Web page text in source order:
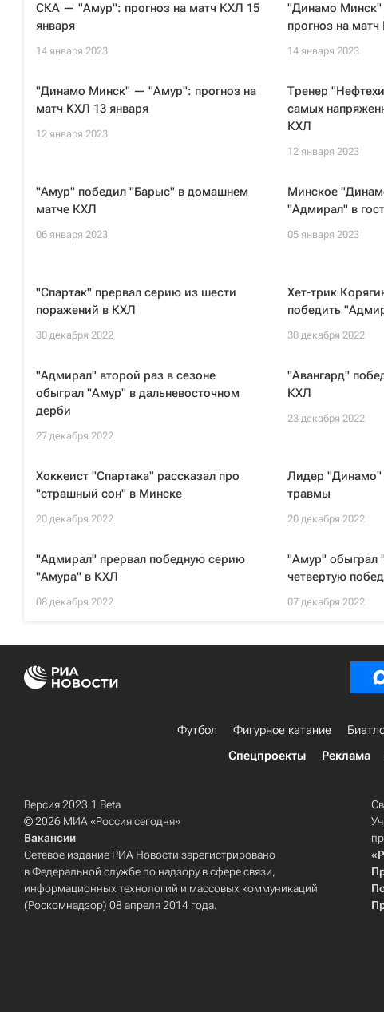
СКА — "Амур": прогноз на матч КХЛ 15
января
14 января 2023
"Динамо
прогноз на
14 января 2023
"Динамо Минск" — "Амур": прогноз на
матч КХЛ 13 января
12 января 2023
Тренер
самых
КХЛ
12 января 2023
"Амур" победил "Барыс" в домашнем
матче КХЛ
06 января 2023
Минское
"Адмирал" в
05 января 2023
"Спартак" прервал серию из шести
поражений в КХЛ
30 декабря 2022
Хет-трик
победить
30 декабря 2022
"Адмирал" второй раз в сезоне
обыграл "Амур" в дальневосточном
дерби
27 декабря 2022
"Авангард"
КХЛ
23 декабря 2022
Хоккеист "Спартака" рассказал про
"страшный сон" в Минске
20 декабря 2022
Лидер "Динамо"
травмы
20 декабря 2022
"Адмирал" прервал победную серию
"Амура" в КХЛ
08 декабря 2022
"Амур" обыграл
четвертую
07 декабря 2022
Футбол Фигурное катание
Спецпроекты
Реклама
Версия 2023.1 Beta
© 2026 МИА «Россия сегодня»
Вакансии
Сетевое издание РИА Новости зарегистрировано
в Федеральной службе по надзору в сфере связи,
информационных технологий и массовых коммуникаций
(Роскомнадзор) 08 апреля 2014 года.